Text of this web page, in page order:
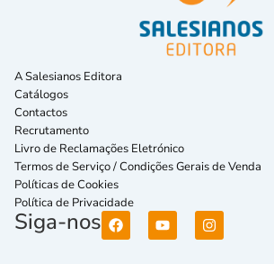
A Salesianos Editora
Catálogos
Contactos
Recrutamento
Livro de Reclamações Eletrónico
Termos de Serviço / Condições Gerais de Venda
Políticas de Cookies
Política de Privacidade
Siga-nos